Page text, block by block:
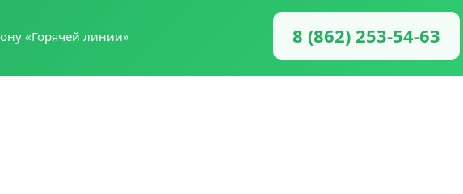
«Горячей линии» 8 (862) 253-54-63